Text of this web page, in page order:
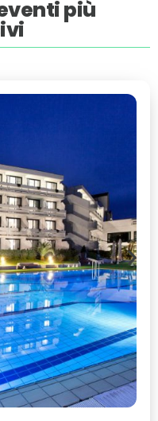
più